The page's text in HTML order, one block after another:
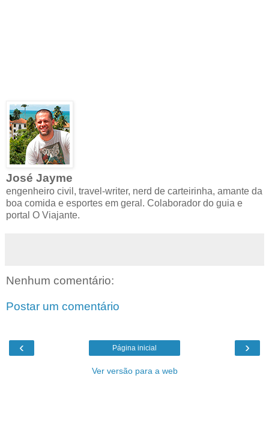
José Jayme
engenheiro civil, travel-writer, nerd de carteirinha, amante da
boa comida e esportes em geral. Colaborador do guia e
portal O Viajante.
Nenhum comentário:
Postar um comentário
‹ ›
Página inicial
Ver versão para a web